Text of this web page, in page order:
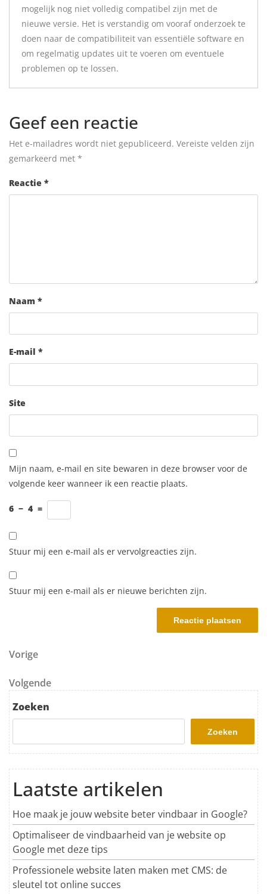
mogelijk nog niet volledig compatibel zijn met de
nieuwe versie. Het is verstandig om vooraf onderzoek te
doen naar de compatibiliteit van essentiële software en
om regelmatig updates uit te voeren om eventuele
problemen op te lossen.
Geef een reactie
Het e-mailadres wordt niet gepubliceerd. Vereiste velden zijn
gemarkeerd met *
Reactie *
Naam *
E-mail *
Site
Mijn naam, e-mail en site bewaren in deze browser voor de
volgende keer wanneer ik een reactie plaats.
6 − 4 =
Stuur mij een e-mail als er vervolgreacties zijn.
Stuur mij een e-mail als er nieuwe berichten zijn.
Berichtnavigatie
Vorig bericht
Vorige
Volgend bericht
Volgende
Zoeken
Zoeken
Laatste artikelen
Hoe maak je jouw website beter vindbaar in Google?
Optimaliseer de vindbaarheid van je website op
Google met deze tips
Professionele website laten maken met CMS: de
sleutel tot online succes